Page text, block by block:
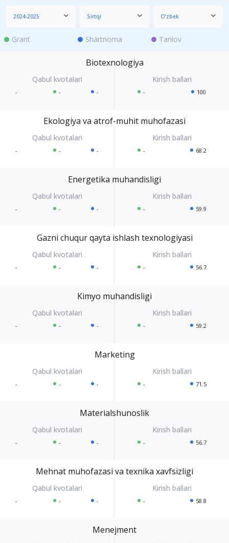
2024-2025 Sirtqi O‘zbek
Grant Shartnoma Tanlov
Biotexnologiya
- - - - 100
Ekologiya va atrof-muhit muhofazasi
- - - - 68.2
Energetika muhandisligi
- - - - 59.9
Gazni chuqur qayta ishlash texnologiyasi
- - - - 56.7
Kimyo muhandisligi
- - - - 59.2
Marketing
- - - - 71.5
Materialshunoslik
- - - - 56.7
Mehnat muhofazasi va texnika xavfsizligi
- - - - 58.8
Menejment